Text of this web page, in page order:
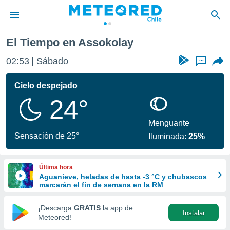
de
por
se
calidad.
a este
las
y
forma
digital
basada
El Tiempo en Assokolay
02:53 Sábado ...
Cielo despejado
24°
Sensación de 25°
Menguante
Iluminada:25%
Última hora
Aguanieve, heladas de hasta -3 °C y chubascos
marcarán el fin de semana en la RM
¡Descarga GRATIS la app de
Meteored!
Instalar